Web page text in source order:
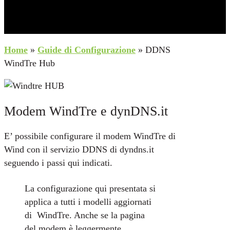
Home » Guide di Configurazione » DDNS
WindTre Hub
Modem WindTre e dynDNS.it
E’ possibile configurare il modem WindTre di
Wind con il servizio DDNS di dyndns.it
seguendo i passi qui indicati.
La configurazione qui presentata si
applica a tutti i modelli aggiornati
di WindTre. Anche se la pagina